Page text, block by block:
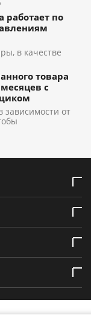
работает по
в качестве
товара
с
зависимости от